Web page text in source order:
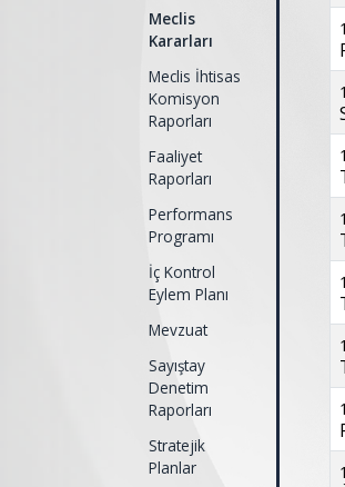
Meclis
Kararları
Meclis İhtisas
Komisyon
Raporları
Faaliyet
Raporları
Performans
Programı
İç Kontrol
Eylem Planı
Mevzuat
Sayıştay
Denetim
Raporları
Stratejik
Planlar